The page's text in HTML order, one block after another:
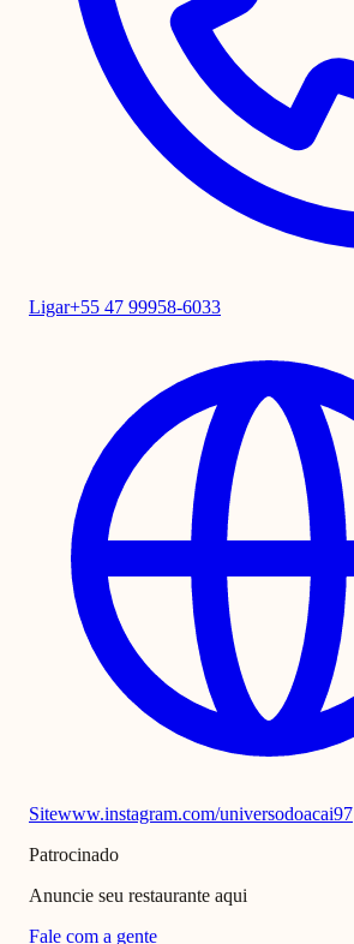
Ligar+55 47 99958-6033
Sitewww.instagram.com/universodoacai97
Patrocinado
Anuncie seu restaurante aqui
Fale com a gente